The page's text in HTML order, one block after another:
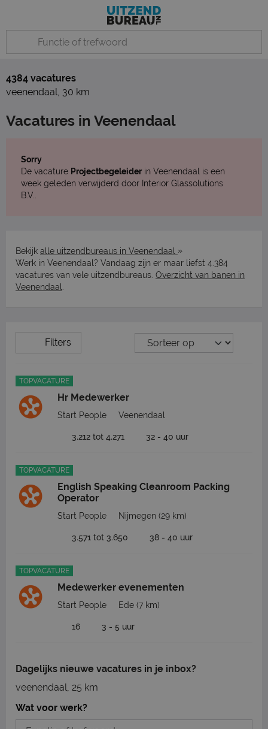
4384 vacatures
veenendaal, 30 km
Vacatures in Veenendaal
Sorry
De vacature Projectbegeleiderin Veenendaal is een
week geleden verwijderd door Interior Glassolutions
B.V..
Bekijk alle uitzendbureaus in Veenendaal »
Werk in Veenendaal? Vandaag zijn er maar liefst 4.384
vacatures van vele uitzendbureaus. Overzicht van banen in
Veenendaal
Filters
TOPVACATURE
Hr Medewerker
Start People Veenendaal
3.212 tot 4.271 32 - 40 uur
TOPVACATURE
English Speaking Cleanroom Packing
Operator
Start People Nijmegen (29 km)
3.571 tot 3.650 38 - 40 uur
TOPVACATURE
Medewerker evenementen
Start People Ede (7 km)
16 3 - 5 uur
Dagelijks nieuwe vacatures in je inbox?
veenendaal, 25 km
Wat voor werk?